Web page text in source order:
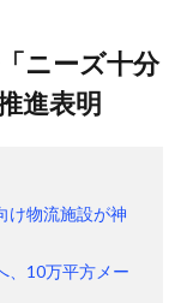
進表明
け物流施設が神
、10万平方メー